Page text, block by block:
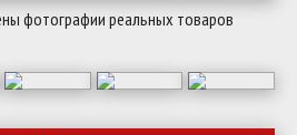
фотографии реальных товаров